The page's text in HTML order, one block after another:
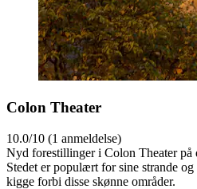
Colon Theater
10.0/10 (1 anmeldelse)
Nyd forestillinger i Colon Theater på
Stedet er populært for sine strande
kigge forbi disse skønne områder.